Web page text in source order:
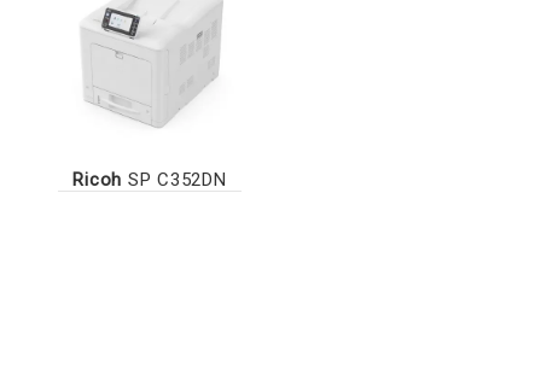
Ricoh SP C352DN